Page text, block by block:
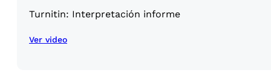
Turnitin: Interpretación informe
Ver video